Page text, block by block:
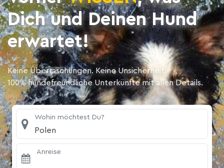
Dich und Deinen Hund
erwartet!
Keine Überraschungen. Keine Unsicherheit.
100% hundefreundliche Unterkünfte mit allen Details.
Wohin möchtest Du?
Polen
Anreise